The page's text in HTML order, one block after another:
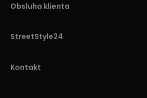
Obsluha klienta
StreetStyle24
Kontakt